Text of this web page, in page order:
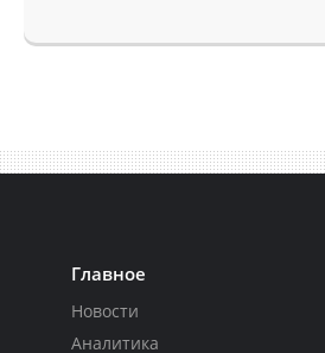
Главное
Новости
Аналитика